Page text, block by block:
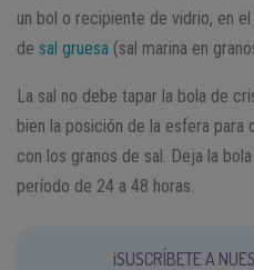
un bol o recipiente de vidrio, en
de sal gruesa (sal marina en
La sal no debe tapar la bola de
bien la posición de la esfera para
con los granos de sal. Deja la
período de 24 a 48 horas.
¡SUSCRÍBETE A